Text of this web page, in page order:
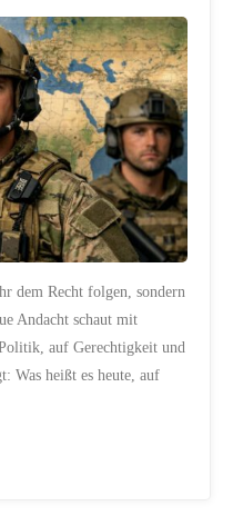
dem Recht folgen, sondern
Andacht schaut mit
auf Gerechtigkeit und
Was heißt es heute, auf